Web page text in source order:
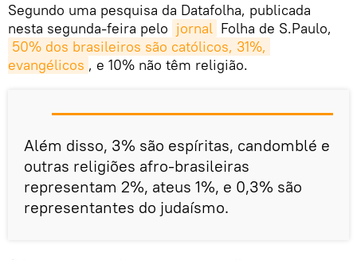
Segundo uma pesquisa da Datafolha, publicada
nesta segunda-feira pelo jornal Folha de S.Paulo,
50% dos brasileiros são católicos, 31%,
evangélicos , e 10% não têm religião.
Além disso, 3% são espíritas, candomblé e
outras religiões afro-brasileiras
representam 2%, ateus 1%, e 0,3% são
representantes do judaísmo.